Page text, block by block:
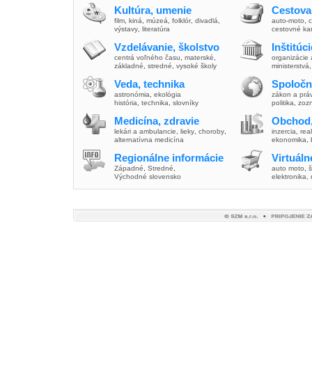
Kultúra, umenie
film kiná múzeá folklór, divadlá
výstavy literatúra
Vzdelávanie, školstvo
centrá voľného času materské
základné
stredné vysoké školy
Veda, technika
astronómia
ekológia
história
technika slovníky
Medicína, zdravie
lekári a ambulancie lieky choroby
alternatívna medicína
Regionálne informácie
Západné Stredné
Východné slovensko
auto-moto
cestovné
organizácie
ministerstvá
zákon a
politika
inzercia
ekonomika
auto moto
elektronika,